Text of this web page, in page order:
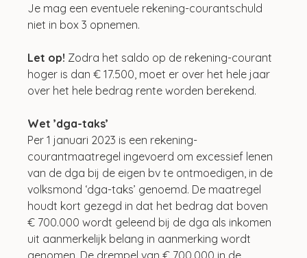
Je mag een eventuele rekening-courantschuld
niet in box 3 opnemen.
Let op! Zodra het saldo op de rekening-courant
hoger is dan € 17.500, moet er over het hele jaar
over het hele bedrag rente worden berekend.
Wet ’dga-taks’
Per 1 januari 2023 is een rekening-
courantmaatregel ingevoerd om excessief lenen
van de dga bij de eigen bv te ontmoedigen, in de
volksmond ‘dga-taks’ genoemd. De maatregel
houdt kort gezegd in dat het bedrag dat boven
€ 700.000 wordt geleend bij de dga als inkomen
uit aanmerkelijk belang in aanmerking wordt
genomen. De drempel van € 700.000 in de